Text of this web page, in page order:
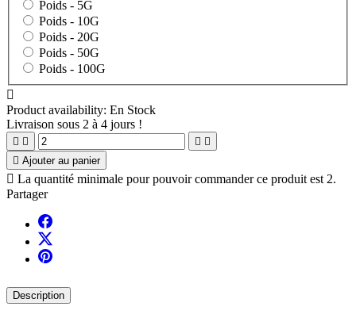
10/10
Poids - 5G
Poids - 10G
Poids - 20G
Poids - 50G
Poids - 100G

Product availability: En Stock
Livraison sous 2 à 4 jours !
   
 Ajouter au panier
 La quantité minimale pour pouvoir commander ce produit est 2.
Partager
Description